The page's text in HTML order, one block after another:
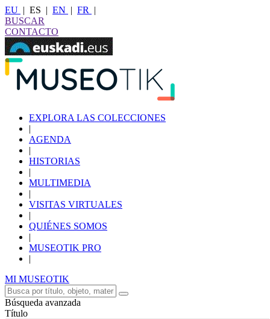
EU | ES | EN | FR
|
BUSCAR
CONTACTO
EXPLORA LAS COLECCIONES
|
AGENDA
|
HISTORIAS
|
MULTIMEDIA
|
VISITAS VIRTUALES
|
QUIÉNES SOMOS
|
MUSEOTIK PRO
|
MI MUSEOTIK
Búsqueda avanzada
Título